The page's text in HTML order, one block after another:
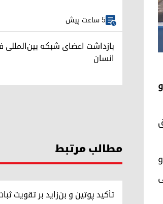
5 ساعت پیش
بازداشت اعضای شبکه
انسان
مطالب مرتبط
تأکید پوتین و بن‌زاید بر تقویت